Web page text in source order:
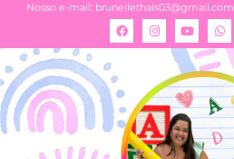
Nosso e-mail: brunellethais03@gmail.com